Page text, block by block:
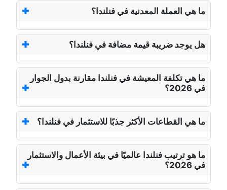
ما هي العملة المعدنية في فنلندا؟
هل يوجد ضريبة قيمة مضافة في فنلندا؟
ما هي تكلفة المعيشة في فنلندا مقارنة بدول الجوار
في 2026؟
ما هي القطاعات الأكثر جذبًا للاستثمار في فنلندا؟
ما هو ترتيب فنلندا عالميًا في بيئة الأعمال والاستثمار
في 2026؟